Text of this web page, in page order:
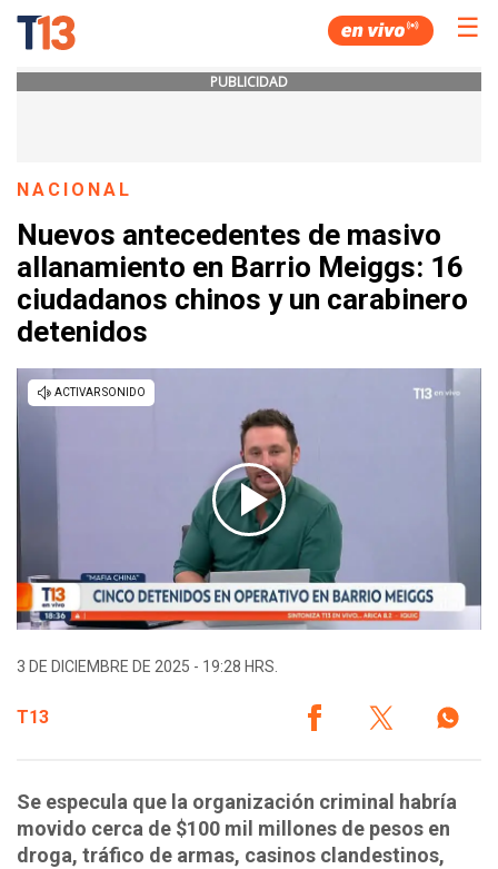
☰
PUBLICIDAD
NACIONAL
Nuevos antecedentes de masivo
allanamiento en Barrio Meiggs: 16
ciudadanos chinos y un carabinero
detenidos
3 DE DICIEMBRE DE 2025 - 19:28 HRS.
T13
Se especula que la organización criminal habría
movido cerca de $100 mil millones de pesos en
droga, tráfico de armas, casinos clandestinos,